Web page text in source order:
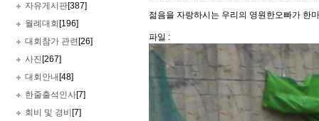
자유게시판[387]
월례대회 [196]
대회참가 관련 [26]
사진 [267]
대회안내 [48]
한줄출석인사[7]
회비 및 경비 [7]
젊음을 자랑하시는 우리의 영원한오빠가 한
파일 :